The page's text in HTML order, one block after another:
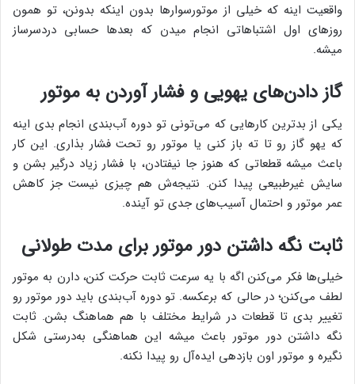
واقعیت اینه که خیلی از موتور‌سوارها بدون اینکه بدونن، تو همون
روزهای اول اشتباهاتی انجام میدن که بعدها حسابی دردسرساز
میشه.
گاز دادن‌های یهویی و فشار آوردن به موتور
یکی از بدترین کارهایی که می‌تونی تو دوره آب‌بندی انجام بدی اینه
که یهو گاز رو تا ته باز کنی یا موتور رو تحت فشار بذاری. این کار
باعث میشه قطعاتی که هنوز جا نیفتادن، با فشار زیاد درگیر بشن و
سایش غیرطبیعی پیدا کنن. نتیجه‌ش هم چیزی نیست جز کاهش
عمر موتور و احتمال آسیب‌های جدی تو آینده.
ثابت نگه داشتن دور موتور برای مدت طولانی
خیلی‌ها فکر می‌کنن اگه با یه سرعت ثابت حرکت کنن، دارن به موتور
لطف می‌کنن؛ در حالی که برعکسه. تو دوره آب‌بندی باید دور موتور رو
تغییر بدی تا قطعات در شرایط مختلف با هم هماهنگ بشن. ثابت
نگه داشتن دور موتور باعث میشه این هماهنگی به‌درستی شکل
نگیره و موتور اون بازدهی ایده‌آل رو پیدا نکنه.